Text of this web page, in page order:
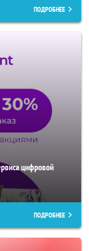
ПОДРОБНЕЕ
цифровой
ПОДРОБНЕЕ